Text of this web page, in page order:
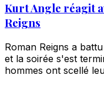
Kurt Angle réagit
Reigns
Roman Reigns a
et la soirée s'est
hommes ont scellé